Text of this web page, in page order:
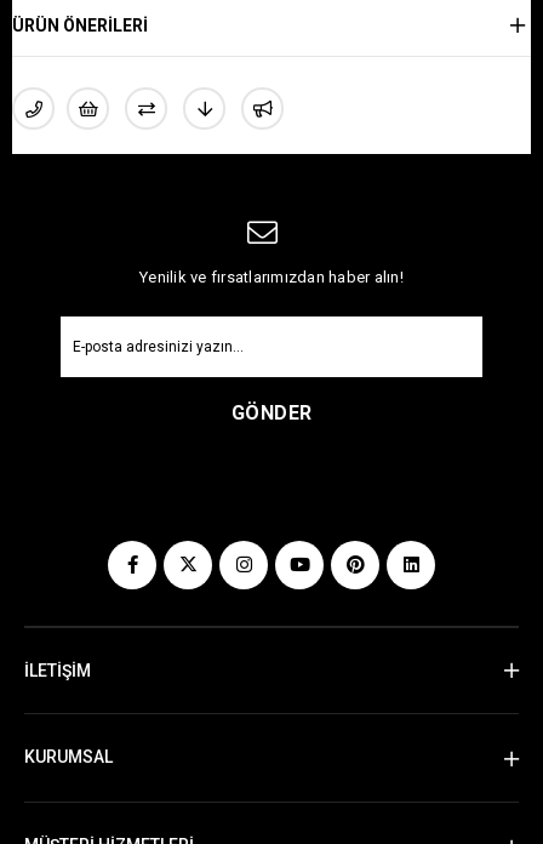
ÜRÜN ÖNERILERI
Yenilik ve fırsatlarımızdan haber alın!
GÖNDER
İLETİŞİM
KURUMSAL